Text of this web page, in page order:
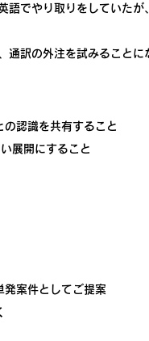
語でやり取りをしていたが
訳の外注を試みることに
認識を共有すること
展開にすること
発案件としてご提案